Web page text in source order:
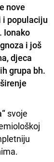
nove
i populaciju
Ionako
i još
djeca
grupa bh.
svoje